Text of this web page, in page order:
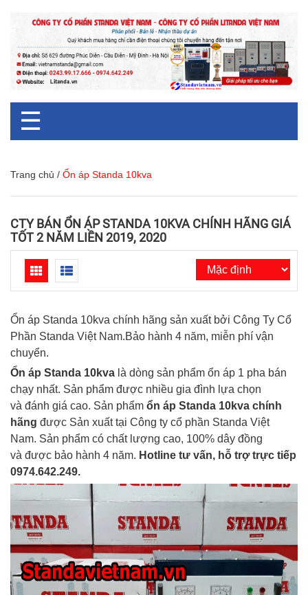
☰
Trang chủ / Ổn áp Standa 10kva
CTY BÁN ỔN ÁP STANDA 10KVA CHÍNH HÃNG GIÁ
TỐT 2 NĂM LIỀN 2019, 2020
Ổn áp Standa 10kva chính hãng sản xuất bởi Công Ty Cổ
Phần Standa Việt Nam.Bảo hành 4 năm, miễn phí vận
chuyển.
Ổn áp Standa 10kva là dòng sản phẩm ổn áp 1 pha bán
chạy nhất. Sản phẩm được nhiều gia đình lựa chọn
và đánh giá cao. Sản phẩm ổn áp Standa 10kva chính
hãng được Sản xuất tại Công ty cổ phần Standa Việt
Nam. Sản phẩm có chất lượng cao, 100% dây đồng
và được bảo hành 4 năm. Hotline tư vấn, hỗ trợ trực tiếp
0974.642.249.